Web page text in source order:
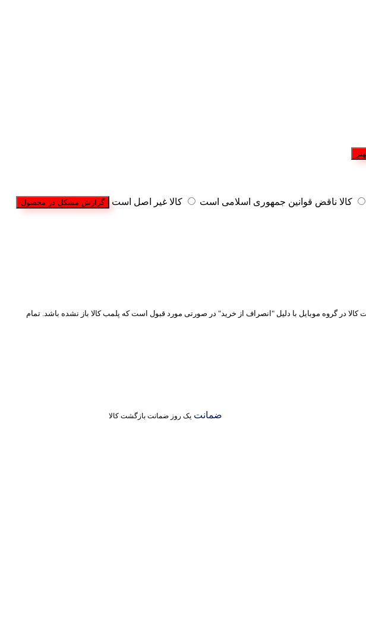
کالا ناقض قوانین جمهوری اسلامی است کالا غیر اصل است
گزارش مشکل در محصول
کالا در گروه موبایل با دلیل "انصراف از خرید" در صورتی مورد قبول است که پلمب کالا باز نشده باشد. تمام
ضمانت یک روز ضمانت بازگشت کالا